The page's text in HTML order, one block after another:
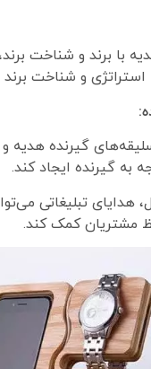
با برند و شناخت
استراتژی و شناخت
گیرنده هدیه
به گیرنده ایجاد کند.
هدایای تبلیغاتی
مشتریان کمک کند.